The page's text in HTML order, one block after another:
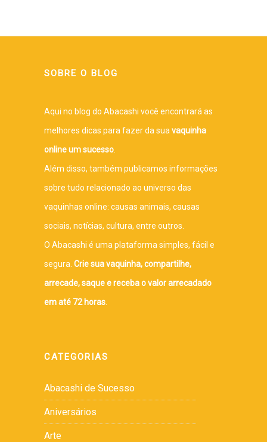
SOBRE O BLOG
Aqui no blog do Abacashi você encontrará as
melhores dicas para fazer da sua vaquinha
online um sucesso
Além disso, também publicamos informações
sobre tudo relacionado ao universo das
vaquinhas online: causas animais, causas
sociais, notícias, cultura, entre outros.
O Abacashi é uma plataforma simples, fácil e
segura. Crie sua vaquinha, compartilhe,
arrecade, saque e receba o valor arrecadado
em até 72 horas
CATEGORIAS
Abacashi de Sucesso
Aniversários
Arte